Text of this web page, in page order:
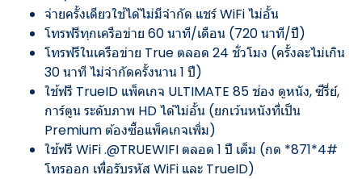
จ่ายครั้งเดียวใช้ได้ไม่มีจำกัด แชร์ WiFi ไม่อั้น
โทรฟรีทุกเครือข่าย 60 นาที/เดือน (720 นาที/ปี)
โทรฟรีในเครือข่าย True ตลอด 24 ชั่วโมง (ครั้งละไม่เกิน
30 นาที ไม่จำกัดครั้งนาน 1 ปี)
ใช้ฟรี TrueID แพ็คเกจ ULTIMATE 85 ช่อง ดูหนัง, ซีรี่ย์,
การ์ตูน ระดับภาพ HD ได้ไม่อั้น (ยกเว้นหนังที่เป็น
Premium ต้องซื้อแพ็คเกจเพิ่ม)
ใช้ฟรี WiFi .@TRUEWIFI ตลอด 1 ปี เต็ม (กด *871*4#
โทรออก เพื่อรับรหัส WiFi และ TrueID)